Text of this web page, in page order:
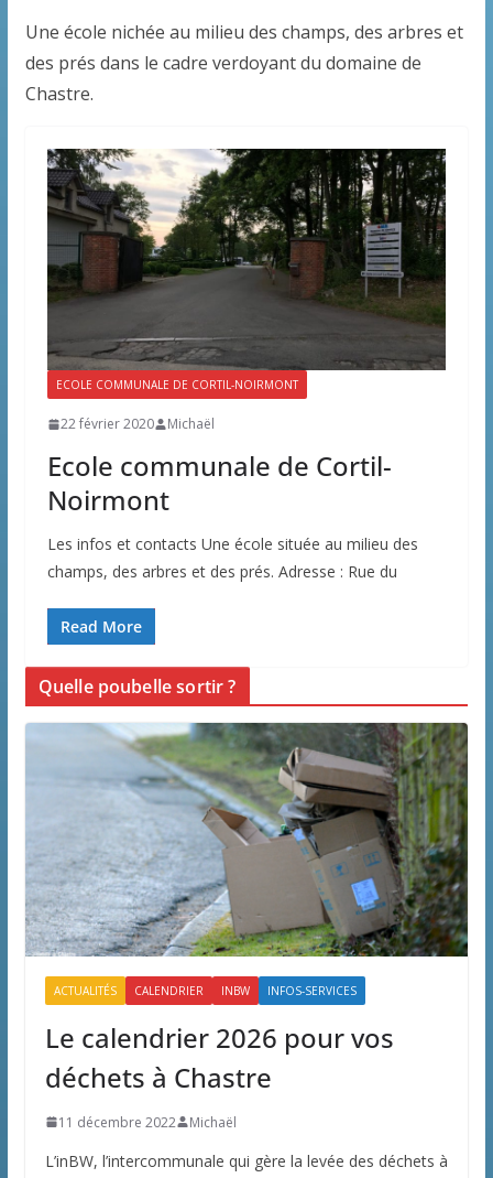
Une école nichée au milieu des champs, des arbres et
des prés dans le cadre verdoyant du domaine de
Chastre.
ECOLE COMMUNALE DE CORTIL-NOIRMONT
22 février 2020 Michaël
Ecole communale de Cortil-
Noirmont
Les infos et contacts Une école située au milieu des
champs, des arbres et des prés. Adresse : Rue du
Read More
Quelle poubelle sortir ?
ACTUALITÉS CALENDRIER INBW INFOS-SERVICES
Le calendrier 2026 pour vos
déchets à Chastre
11 décembre 2022 Michaël
L’inBW, l’intercommunale qui gère la levée des déchets à